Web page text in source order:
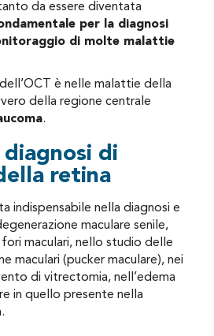
da essere diventata
per la diagnosi
di molte malattie
è nelle malattie della
della regione centrale
.
di
retina
indispensabile nella diagnosi e
maculare senile,
maculari, nello studio delle
maculari (pucker maculare), nei
di vitrectomia, nell’edema
in quello presente nella